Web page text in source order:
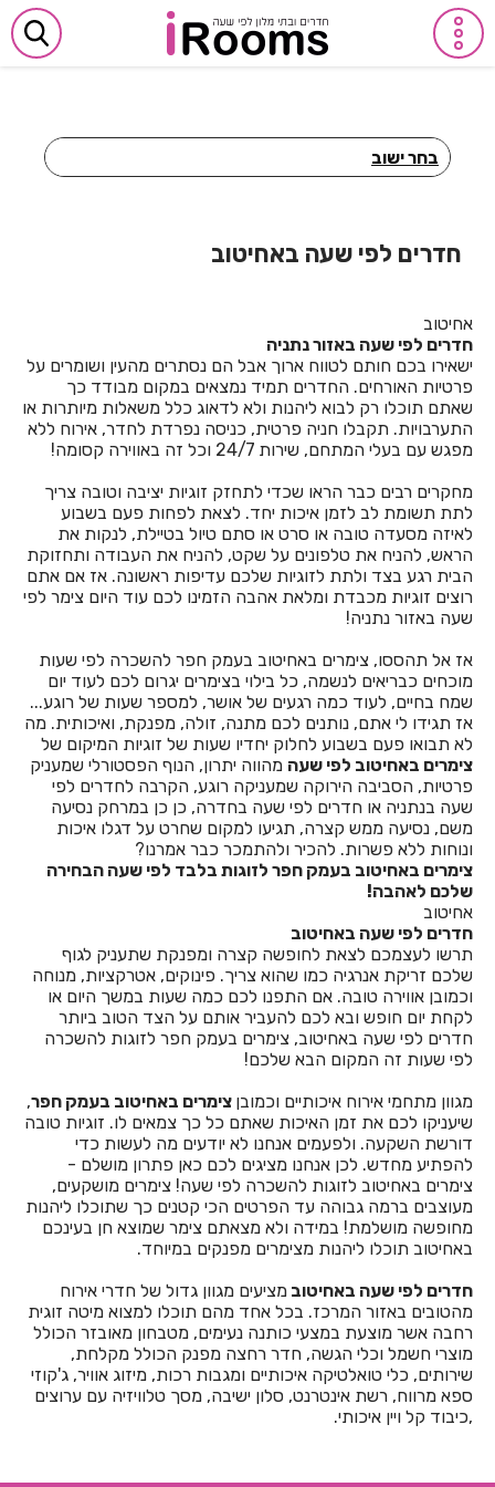
בחר ישוב
חדרים לפי שעה באבן יהודה
חדרים לפי שעה באומן
חדרים לפי שעה באומץ
חדרים לפי שעה באופקים
חדרים לפי שעה באור יהודה
חדרים לפי שעה באור עקיבא
חדרים לפי שעה באחיהוד
חדרים לפי שעה באחיטוב
חדרים לפי שעה באילת
חדרים לפי שעה באלישמע
חדרים לפי שעה באלקוש
חדרים לפי שעה באמירים
חדרים לפי שעה באניעם
חדרים לפי שעה באריאל
חדרים לפי שעה באשבול
חדרים לפי שעה באשדוד
חדרים לפי שעה באשקלון
חדרים לפי שעה באשתאול
חדרים לפי שעה בבאר שבע
חדרים לפי שעה בבורגתה
חדרים לפי שעה בבית אלעזרי
חדרים לפי שעה בבית אלפא
חדרים לפי שעה בבית ג'אן
חדרים לפי שעה בבית דגן
חדרים לפי שעה בבית הלל
חדרים לפי שעה בבית חרות
חדרים לפי שעה בבית יהושע
חדרים לפי שעה באחיטוב
אחיטוב
חדרים לפי שעה באזור נתניה
ישאירו בכם חותם לטווח ארוך אבל הם נסתרים מהעין ושומרים על
פרטיות האורחים. החדרים תמיד נמצאים במקום מבודד כך
שאתם תוכלו רק לבוא ליהנות ולא לדאוג כלל משאלות מיותרות או
התערבויות. תקבלו חניה פרטית, כניסה נפרדת לחדר, אירוח ללא
מפגש עם בעלי המתחם, שירות 24/7 וכל זה באווירה קסומה!
מחקרים רבים כבר הראו שכדי לתחזק זוגיות יציבה וטובה צריך
לתת תשומת לב לזמן איכות יחד. לצאת לפחות פעם בשבוע
לאיזה מסעדה טובה או סרט או סתם טיול בטיילת, לנקות את
הראש, להניח את טלפונים על שקט, להניח את העבודה ותחזוקת
הבית רגע בצד ולתת לזוגיות שלכם עדיפות ראשונה. אז אם אתם
רוצים זוגיות מכבדת ומלאת אהבה הזמינו לכם עוד היום צימר לפי
שעה באזור נתניה!
אז אל תהססו, צימרים באחיטוב בעמק חפר להשכרה לפי שעות
מוכחים כבריאים לנשמה, כל בילוי בצימרים יגרום לכם לעוד יום
שמח בחיים, לעוד כמה רגעים של אושר, למספר שעות של רוגע...
אז תגידו לי אתם, נותנים לכם מתנה, זולה, מפנקת, ואיכותית. מה
לא תבואו פעם בשבוע לחלוק יחדיו שעות של זוגיות המיקום של
צימרים באחיטוב לפי שעה מהווה יתרון, הנוף הפסטורלי שמעניק
פרטיות, הסביבה הירוקה שמעניקה רוגע, הקרבה לחדרים לפי
שעה בנתניה או חדרים לפי שעה בחדרה, כן כן במרחק נסיעה
משם, נסיעה ממש קצרה, תגיעו למקום שחרט על דגלו איכות
ונוחות ללא פשרות. להכיר ולהתמכר כבר אמרנו?
צימרים באחיטוב בעמק חפר לזוגות בלבד לפי שעה הבחירה
שלכם לאהבה!
אחיטוב
חדרים לפי שעה באחיטוב
תרשו לעצמכם לצאת לחופשה קצרה ומפנקת שתעניק לגוף
שלכם זריקת אנרגיה כמו שהוא צריך. פינוקים, אטרקציות, מנוחה
וכמובן אווירה טובה. אם התפנו לכם כמה שעות במשך היום או
לקחת יום חופש ובא לכם להעביר אותם על הצד הטוב ביותר
חדרים לפי שעה באחיטוב, צימרים בעמק חפר לזוגות להשכרה
לפי שעות זה המקום הבא שלכם!
מגוון מתחמי אירוח איכותיים וכמובן צימרים באחיטוב בעמק חפר,
שיעניקו לכם את זמן האיכות שאתם כל כך צמאים לו. זוגיות טובה
דורשת השקעה. ולפעמים אנחנו לא יודעים מה לעשות כדי
להפתיע מחדש. לכן אנחנו מציגים לכם כאן פתרון מושלם -
צימרים באחיטוב לזוגות להשכרה לפי שעה! צימרים מושקעים,
מעוצבים ברמה גבוהה עד הפרטים הכי קטנים כך שתוכלו ליהנות
מחופשה מושלמת! במידה ולא מצאתם צימר שמוצא חן בעינכם
באחיטוב תוכלו ליהנות מצימרים מפנקים במיוחד.
חדרים לפי שעה באחיטוב מציעים מגוון גדול של חדרי אירוח
מהטובים באזור המרכז. בכל אחד מהם תוכלו למצוא מיטה זוגית
רחבה אשר מוצעת במצעי כותנה נעימים, מטבחון מאובזר הכולל
מוצרי חשמל וכלי הגשה, חדר רחצה מפנק הכולל מקלחת,
שירותים, כלי טואלטיקה איכותיים ומגבות רכות, מיזוג אוויר, ג'קוזי
ספא מרווח, רשת אינטרנט, סלון ישיבה, מסך טלוויזיה עם ערוצים
,כיבוד קל ויין איכותי.